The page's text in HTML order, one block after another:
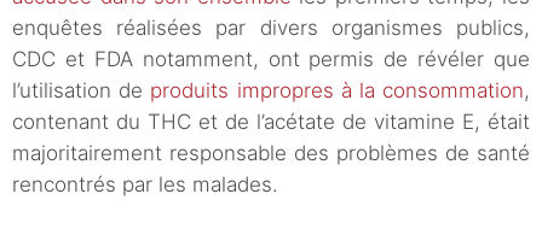
enquêtes réalisées par divers organismes publics,
CDC et FDA notamment, ont permis de révéler que
l’utilisation de produits impropres à la consommation,
contenant du THC et de l’acétate de vitamine E, était
majoritairement responsable des problèmes de santé
rencontrés par les malades.